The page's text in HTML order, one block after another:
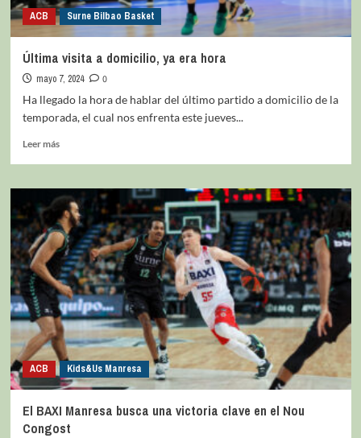
ACB Surne Bilbao Basket
Última visita a domicilio, ya era hora
mayo 7, 2024
0
Ha llegado la hora de hablar del último partido a domicilio de la
temporada, el cual nos enfrenta este jueves...
Leer más
ACB Kids&Us Manresa
El BAXI Manresa busca una victoria clave en el Nou
Congost